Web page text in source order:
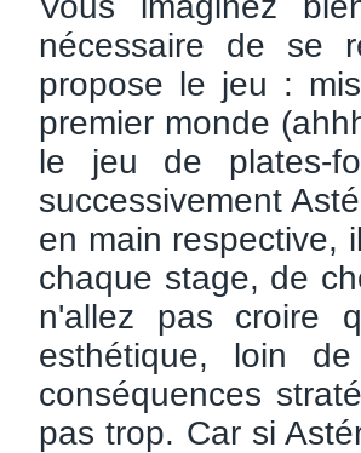
nécessaire de se
propose le jeu :
premier monde
le jeu de plates-
successivement
en main respective,
chaque stage, de
n'allez pas croire
esthétique, loin
conséquences
pas trop. Car si